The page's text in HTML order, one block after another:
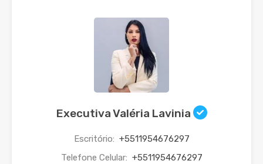
Executiva Valéria Lavinia
Escritório: +5511954676297
Telefone Celular: +5511954676297